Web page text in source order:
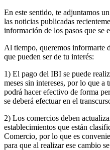
En este sentido, te adjuntamos un
las noticias publicadas
información de los pasos que se
Al tiempo, queremos informarte
que pueden ser de tu interés:
1) El pago del IBI se puede
meses sin intereses, por lo que
podrá hacer efectivo de forma
se deberá efectuar en el
2) Los comercios deben
establecimientos que están
Comercio, por lo que es
para que al realizar ese cambio